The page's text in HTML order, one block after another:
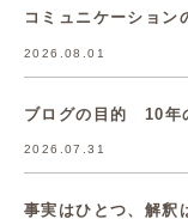
コミュニケーション
2026.08.01
ブログの目的 10年
2026.07.31
事実はひとつ、解釈